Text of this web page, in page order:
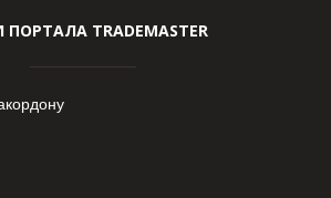
TRADEMASTER